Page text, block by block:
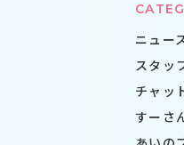
ニュー
スタッ
チャッ
すーさ